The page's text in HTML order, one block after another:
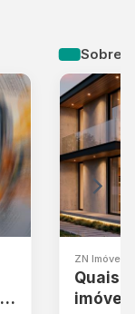
Sobre
ZN Imóvel
Quais
imóvel